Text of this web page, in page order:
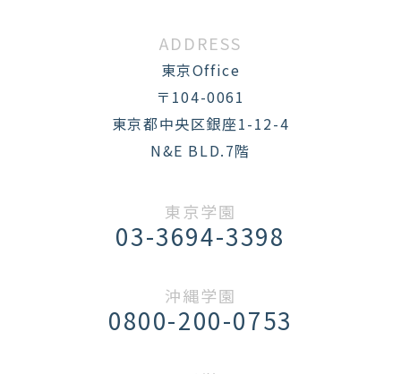
ADDRESS
東京Office
〒104-0061
東京都中央区銀座1-12-4
N&E BLD.7階
東京学園
03-3694-3398
沖縄学園
0800-200-0753